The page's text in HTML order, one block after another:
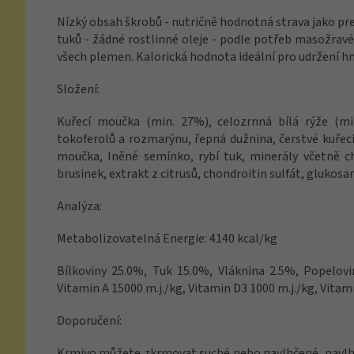
Nízký obsah škrobů - nutričně hodnotná strava jako
tuků - žádné rostlinné oleje - podle potřeb
všech plemen. Kalorická hodnota ideální pro udržení
Složení:
Kuřecí moučka (min. 27%), celozrnná bílá rýže
tokoferolů a rozmarýnu, řepná dužnina, čerstvé
moučka, lněné semínko, rybí tuk, minerály včetně
brusinek, extrakt z citrusů, chondroitin sulfát,
Analýza:
Metabolizovatelná Energie: 4140 kcal/kg
Bílkoviny 25.0%, Tuk 15.0%, Vláknina 2.5%,
Vitamin A 15000 m.j./kg, Vitamin D3 1000 m.j./kg,
Doporučení: